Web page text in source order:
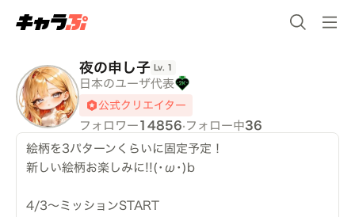
夜の申し子 Lv. 1
日本のユーザ代表
公式クリエイター
フォロワー 14856· フォロー中36
絵柄を3パターンくらいに固定予定！
新しい絵柄お楽しみに︎︎!!(･ω･)b
4/3～ミッションSTART